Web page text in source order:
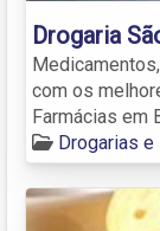
Drogaria
com os
Farmácias em
Drogarias e